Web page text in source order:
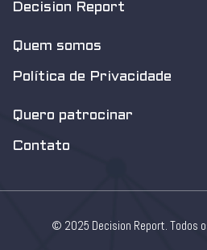
Decision Report
Quem somos
Política de Privacidade
Quero patrocinar
Contato
© 2025 Decision Report. Todos